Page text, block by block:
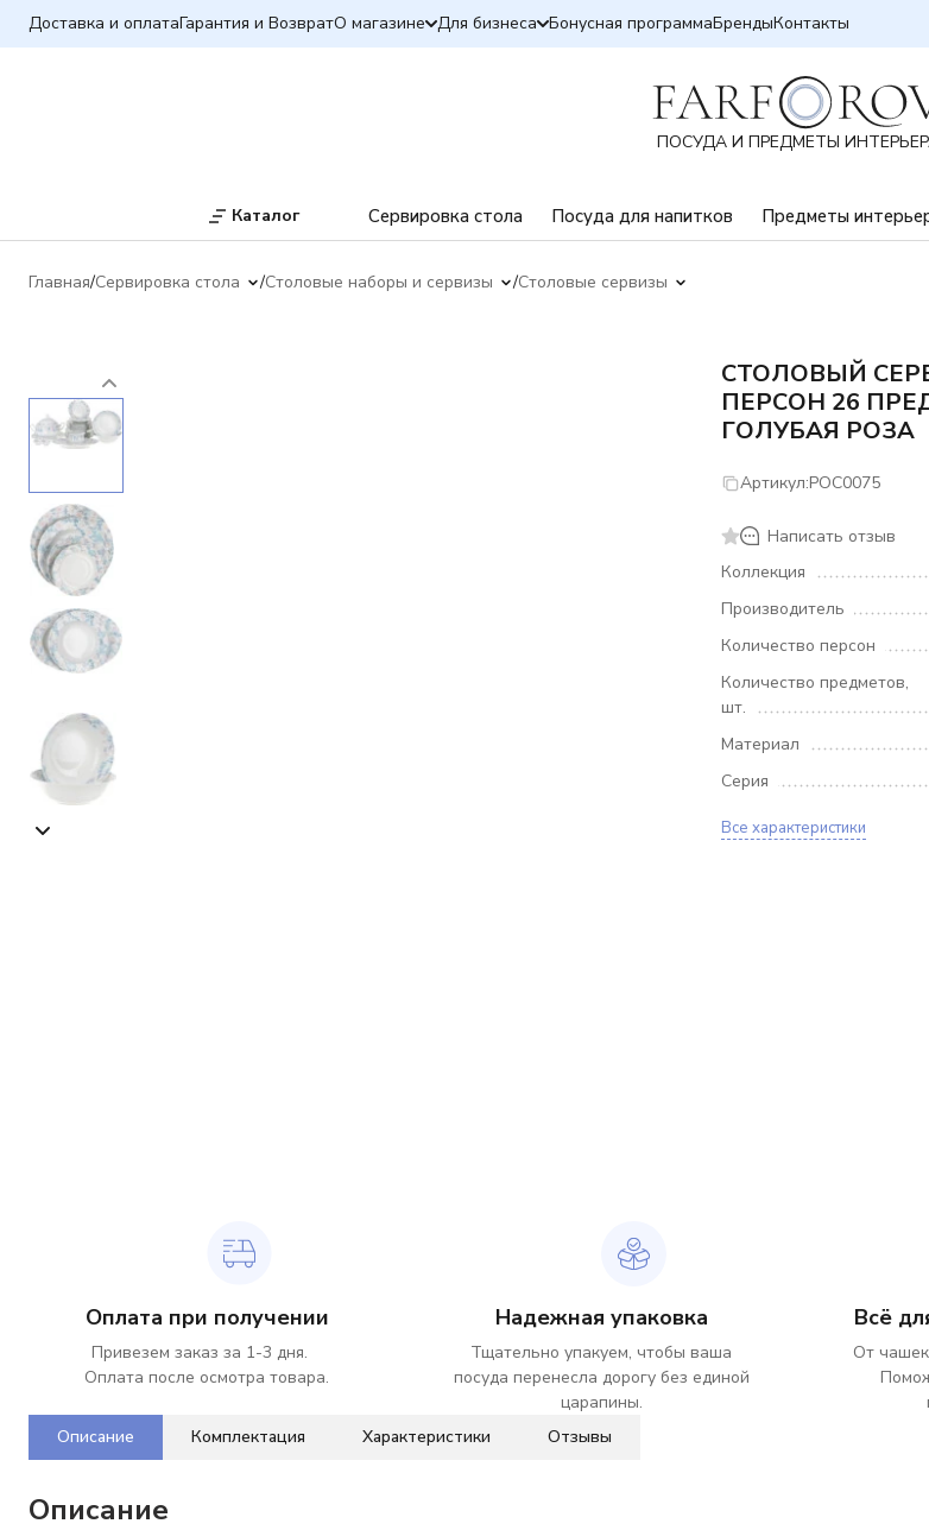
Доставка и оплатаГарантия и ВозвратО магазине Для бизнеса Бонусная программаБрендыКонтакты
ПОСУДА И ПРЕДМЕТЫ
Каталог Сервировка стола Посуда для напитков Предметы
Главная Сервировка стола Столовые наборы и сервизы Столовые сервизы
СТОЛОВЫЙ
ПЕРСОН 26
ГОЛУБАЯ РОЗА
Артикул:РОС0075
Написать отзыв
Коллекция
Производитель
Количество персон
Количество предметов,
шт.
Материал
Серия
Все характеристики
Оплата при получении
Привезем заказ за 1-3 дня.
Оплата после осмотра товара.
Надежная упаковка
Тщательно упакуем, чтобы ваша
посуда перенесла дорогу без единой
царапины.
Всё
От чашек
Описание Комплектация Характеристики Отзывы
Описание